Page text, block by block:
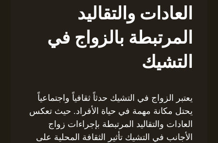
العادات والتقاليد
المرتبطة بالزواج في
التشيك
يعتبر الزواج في التشيك حدثاً ثقافياً واجتماعياً
يحتل مكانة مهمة في حياة الأفراد. حيث تعكس
العادات والتقاليد المرتبطة بإجراءات زواج
الأجانب في التشيك تأثير الثقافة المحلية على